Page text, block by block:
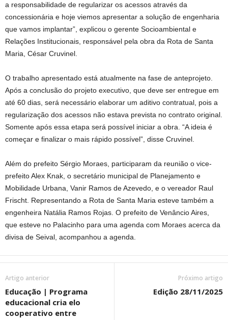
a responsabilidade de regularizar os acessos através da
concessionária e hoje viemos apresentar a solução de engenharia
que vamos implantar”, explicou o gerente Socioambiental e
Relações Institucionais, responsável pela obra da Rota de Santa
Maria, César Cruvinel.
O trabalho apresentado está atualmente na fase de anteprojeto.
Após a conclusão do projeto executivo, que deve ser entregue em
até 60 dias, será necessário elaborar um aditivo contratual, pois a
regularização dos acessos não estava prevista no contrato original.
Somente após essa etapa será possível iniciar a obra. “A ideia é
começar e finalizar o mais rápido possível”, disse Cruvinel.
Além do prefeito Sérgio Moraes, participaram da reunião o vice-
prefeito Alex Knak, o secretário municipal de Planejamento e
Mobilidade Urbana, Vanir Ramos de Azevedo, e o vereador Raul
Frischt. Representando a Rota de Santa Maria esteve também a
engenheira Natália Ramos Rojas. O prefeito de Venâncio Aires,
que esteve no Palacinho para uma agenda com Moraes acerca da
divisa de Seival, acompanhou a agenda.
Artigo anterior
Educação | Programa
educacional cria elo
cooperativo entre
Próximo artigo
Edição 28/11/2025